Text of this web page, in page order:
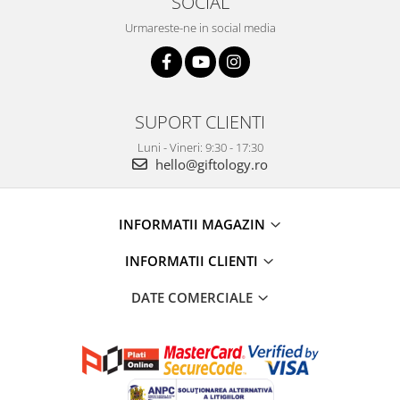
Urmareste-ne in social media
SUPORT CLIENTI
Luni - Vineri: 9:30 - 17:30
hello@giftology.ro
INFORMATII MAGAZIN
INFORMATII CLIENTI
DATE COMERCIALE